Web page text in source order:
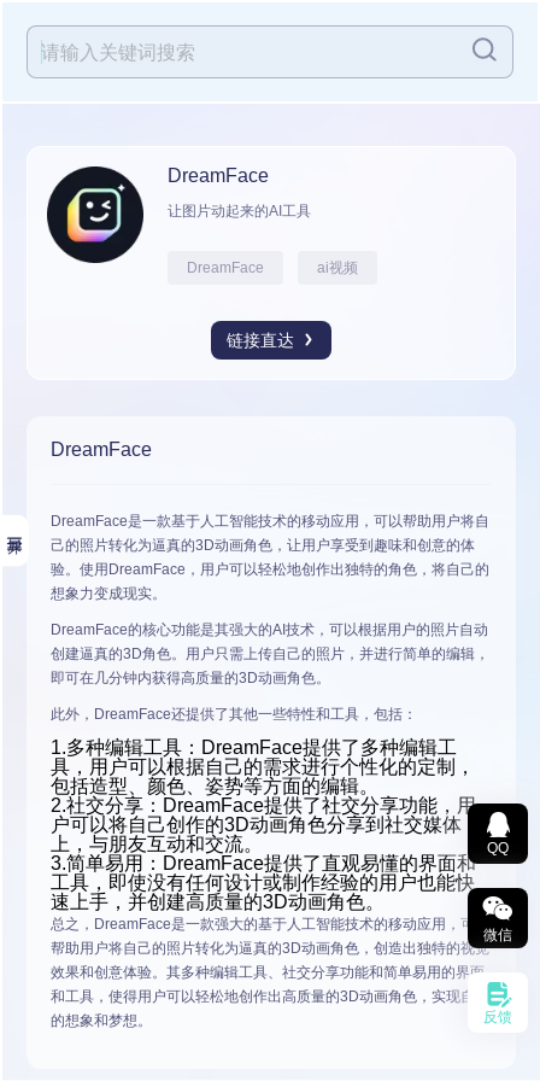
DreamFace
让图片动起来的AI工具
DreamFace ai视频
链接直达
DreamFace
DreamFace是一款基于人工智能技术的移动应用，可以帮助用户将自
己的照片转化为逼真的3D动画角色，让用户享受到趣味和创意的体
验。使用DreamFace，用户可以轻松地创作出独特的角色，将自己的
想象力变成现实。
DreamFace的核心功能是其强大的AI技术，可以根据用户的照片自动
创建逼真的3D角色。用户只需上传自己的照片，并进行简单的编辑，
即可在几分钟内获得高质量的3D动画角色。
此外，DreamFace还提供了其他一些特性和工具，包括：
1.多种编辑工具：DreamFace提供了多种编辑工
具，用户可以根据自己的需求进行个性化的定制，
包括造型、颜色、姿势等方面的编辑。
2.社交分享：DreamFace提供了社交分享功能，用
户可以将自己创作的3D动画角色分享到社交媒体
上，与朋友互动和交流。
3.简单易用：DreamFace提供了直观易懂的界面和
工具，即使没有任何设计或制作经验的用户也能快
速上手，并创建高质量的3D动画角色。
总之，DreamFace是一款强大的基于人工智能技术的移动应用，可以
帮助用户将自己的照片转化为逼真的3D动画角色，创造出独特的视觉
效果和创意体验。其多种编辑工具、社交分享功能和简单易用的界面
和工具，使得用户可以轻松地创作出高质量的3D动画角色，实现自己
的想象和梦想。
QQ
微信
反馈